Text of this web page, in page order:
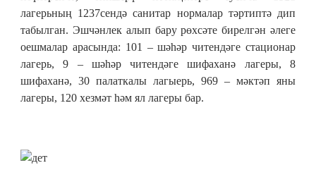
лагерьның 1237сендә санитар нормалар тәртиптә дип
табылган. Эшчәнлек алып бару рөхсәте бирелгән әлеге
оешмалар арасында: 101 – шәһәр читендәге стационар
лагерь, 9 – шәһәр читендәге шифаханә лагеры, 8
шифаханә, 30 палаткалы лагыерь, 969 – мәктәп яны
лагеры, 120 хезмәт һәм ял лагеры бар.